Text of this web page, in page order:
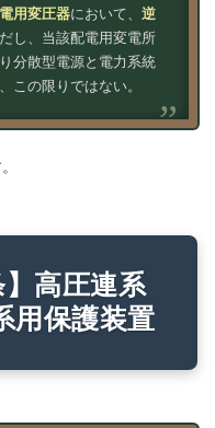
用変圧器において、 逆
し、当該配電用変電所
分散型電源と電力系統
この限りではない。
】高圧連系
用保護装置